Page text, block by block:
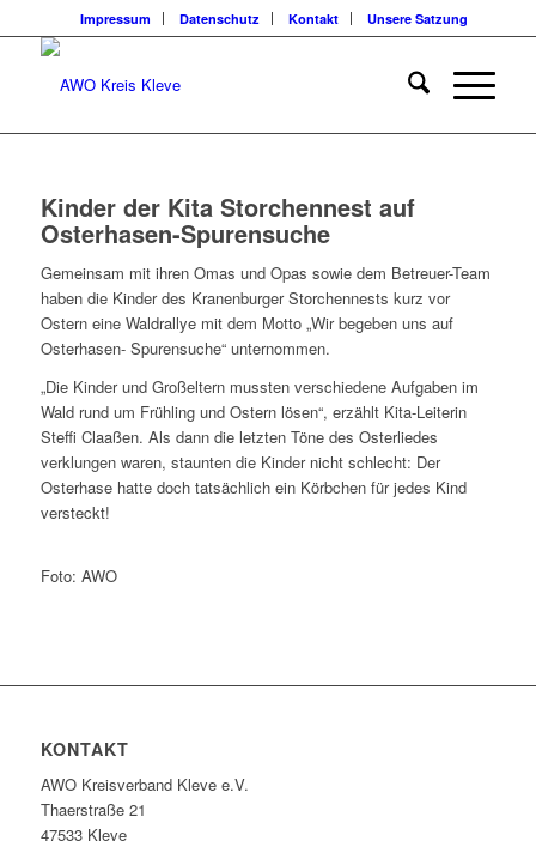
Impressum Datenschutz Kontakt Unsere Satzung
Kinder der Kita Storchennest auf
Osterhasen-Spurensuche
Gemeinsam mit ihren Omas und Opas sowie dem Betreuer-Team
haben die Kinder des Kranenburger Storchennests kurz vor
Ostern eine Waldrallye mit dem Motto „Wir begeben uns auf
Osterhasen- Spurensuche“ unternommen.
„Die Kinder und Großeltern mussten verschiedene Aufgaben im
Wald rund um Frühling und Ostern lösen“, erzählt Kita-Leiterin
Steffi Claaßen. Als dann die letzten Töne des Osterliedes
verklungen waren, staunten die Kinder nicht schlecht: Der
Osterhase hatte doch tatsächlich ein Körbchen für jedes Kind
versteckt!
Foto: AWO
KONTAKT
AWO Kreisverband Kleve e.V.
Thaerstraße 21
47533 Kleve